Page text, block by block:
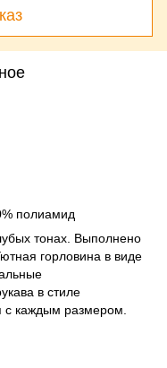
полиамид
тонах. Выполнено
горловина в виде
в стиле
с каждым размером.